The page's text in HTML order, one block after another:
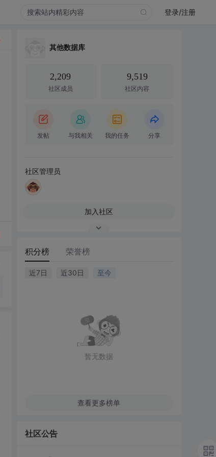
登录/注册
其他数据库
2,209
社区成员
9,519
社区内容
发帖 与我相关 我的任务 分享
社区管理员
加入社区
积分榜 荣誉榜
近7日 近30日 至今
暂无数据
查看更多榜单
社区公告